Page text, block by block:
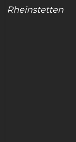
Rheinstetten